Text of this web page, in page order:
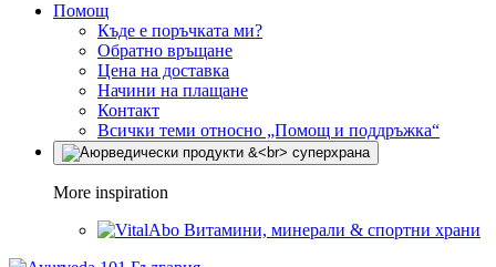
Помощ
Къде е поръчката ми?
Обратно връщане
Цена на доставка
Начини на плащане
Контакт
Всички теми относно „Помощ и поддръжка“
More inspiration
Витамини, минерали & спортни храни